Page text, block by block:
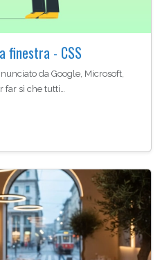
finestra - CSS
da Google, Microsoft,
sì che tutti…